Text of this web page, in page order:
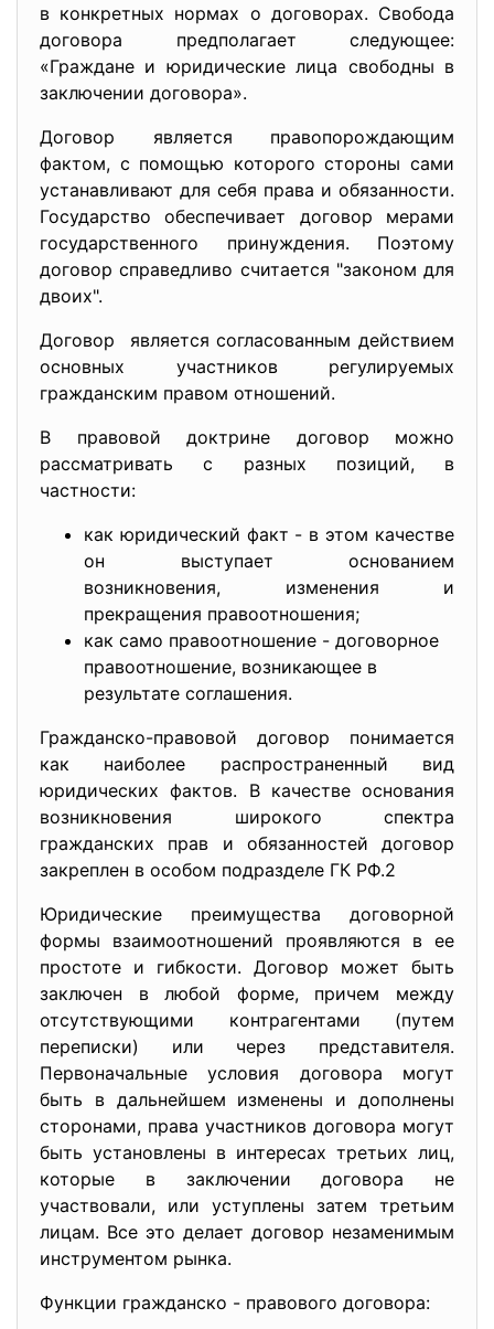
в конкретных нормах о договорах. Свобода
договора предполагает следующее:
«Граждане и юридические лица свободны в
заключении договора».
Договор является правопорождающим
фактом, с помощью которого стороны сами
устанавливают для себя права и обязанности.
Государство обеспечивает договор мерами
государственного принуждения. Поэтому
договор справедливо считается "законом для
двоих".
Договор является согласованным действием
основных участников регулируемых
гражданским правом отношений.
В правовой доктрине договор можно
рассматривать с разных позиций, в
частности:
как юридический факт - в этом качестве
он выступает основанием
возникновения, изменения и
прекращения правоотношения;
как само правоотношение - договорное
правоотношение, возникающее в
результате соглашения.
Гражданско-правовой договор понимается
как наиболее распространенный вид
юридических фактов. В качестве основания
возникновения широкого спектра
гражданских прав и обязанностей договор
закреплен в особом подразделе ГК РФ.2
Юридические преимущества договорной
формы взаимоотношений проявляются в ее
простоте и гибкости. Договор может быть
заключен в любой форме, причем между
отсутствующими контрагентами (путем
переписки) или через представителя.
Первоначальные условия договора могут
быть в дальнейшем изменены и дополнены
сторонами, права участников договора могут
быть установлены в интересах третьих лиц,
которые в заключении договора не
участвовали, или уступлены затем третьим
лицам. Все это делает договор незаменимым
инструментом рынка.
Функции гражданско - правового договора: